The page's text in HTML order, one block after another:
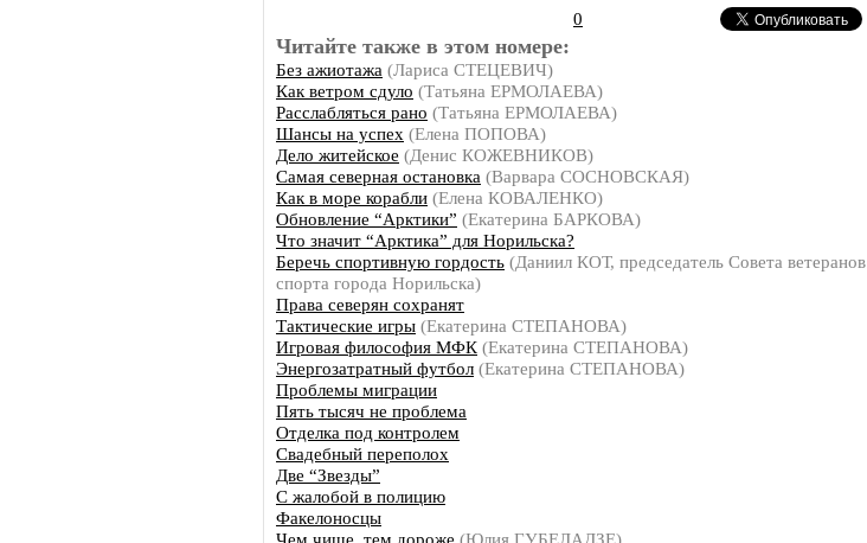
0
Читайте также в этом номере:
Без ажиотажа (Лариса СТЕЦЕВИЧ)
Как ветром сдуло (Татьяна ЕРМОЛАЕВА)
Расслабляться рано (Татьяна ЕРМОЛАЕВА)
Шансы на успех (Елена ПОПОВА)
Дело житейское (Денис КОЖЕВНИКОВ)
Самая северная остановка (Варвара СОСНОВСКАЯ)
Как в море корабли (Елена КОВАЛЕНКО)
Обновление “Арктики” (Екатерина БАРКОВА)
Что значит “Арктика” для Норильска?
Беречь спортивную гордость (Даниил КОТ, председатель Совета ветеранов
спорта города Норильска)
Права северян сохранят
Тактические игры (Екатерина СТЕПАНОВА)
Игровая философия МФК (Екатерина СТЕПАНОВА)
Энергозатратный футбол (Екатерина СТЕПАНОВА)
Проблемы миграции
Пять тысяч не проблема
Отделка под контролем
Свадебный переполох
Две “Звезды”
С жалобой в полицию
Факелоносцы
Чем чище, тем дороже (Юлия ГУБЕЛАДЗЕ)